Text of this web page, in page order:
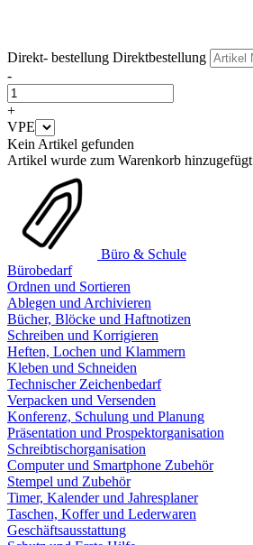
Direkt- bestellung Direktbestellung
-
+
VPE
Kein Artikel gefunden
Artikel wurde zum Warenkorb hinzugefügt
Büro & Schule
Bürobedarf
Ordnen und Sortieren
Ablegen und Archivieren
Bücher, Blöcke und Haftnotizen
Schreiben und Korrigieren
Heften, Lochen und Klammern
Kleben und Schneiden
Technischer Zeichenbedarf
Verpacken und Versenden
Konferenz, Schulung und Planung
Präsentation und Prospektorganisation
Schreibtischorganisation
Computer und Smartphone Zubehör
Stempel und Zubehör
Timer, Kalender und Jahresplaner
Taschen, Koffer und Lederwaren
Geschäftsausstattung